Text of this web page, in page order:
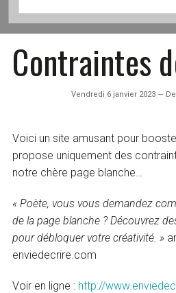
Contraintes
Vendredi 6 janvier 2023 —
Voici un site amusant pour
propose uniquement des
notre chère page blanche…
« Poète, vous vous demandez
de la page blanche ? Découvrez
pour débloquer votre créativité. »
enviedecrire.com
Voir en ligne : http://